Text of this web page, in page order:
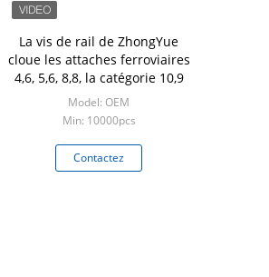
La vis de rail de ZhongYue
cloue les attaches ferroviaires
4,6, 5,6, 8,8, la catégorie 10,9
Model: OEM
Min: 10000pcs
Contactez